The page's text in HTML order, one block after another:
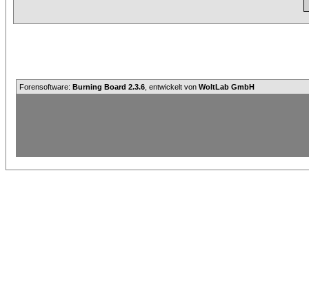
Forensoftware: Burning Board 2.3.6 , entwickelt von WoltLab GmbH